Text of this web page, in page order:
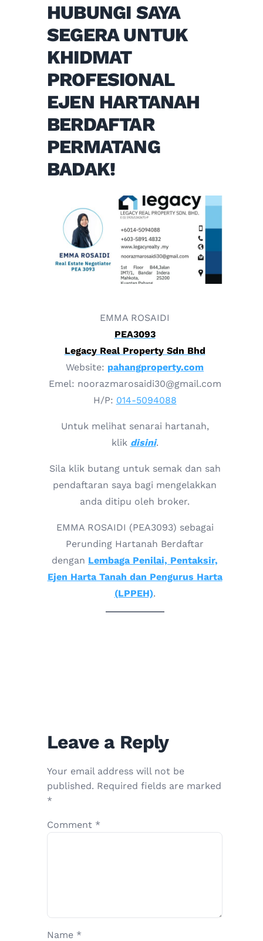
HUBUNGI SAYA
SEGERA UNTUK
KHIDMAT
PROFESIONAL
EJEN HARTANAH
BERDAFTAR
PERMATANG
BADAK!
EMMA ROSAIDI
PEA3093
Legacy Real Property Sdn Bhd
Website: pahangproperty.com
Emel: noorazmarosaidi30@gmail.com
H/P: 014-5094088
Untuk melihat senarai hartanah,
klik disini.
Sila klik butang untuk semak dan sah
pendaftaran saya bagi mengelakkan
anda ditipu oleh broker.
EMMA ROSAIDI (PEA3093) sebagai
Perunding Hartanah Berdaftar
dengan Lembaga Penilai, Pentaksir,
Ejen Harta Tanah dan Pengurus Harta
(LPPEH).
Leave a Reply
Your email address will not be
published. Required fields are marked
*
Comment *
Name *